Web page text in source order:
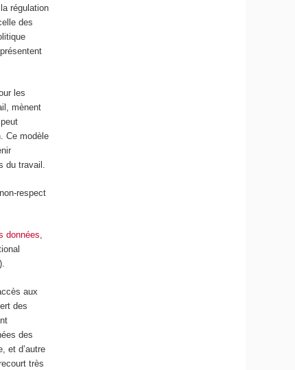
régulation
des
les
mènent
Ce modèle
du travail.
respect
données,
aux
des
des
et d’autre
très